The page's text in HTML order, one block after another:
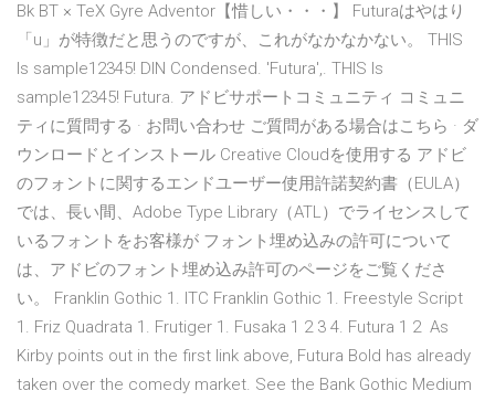
Bk BT × TeX Gyre Adventor【惜しい・・・】 Futuraはやはり
「u」が特徴だと思うのですが、これがなかなかない。 THIS
Is sample12345! DIN Condensed. 'Futura',. THIS Is
sample12345! Futura. アドビサポートコミュニティ コミュニ
ティに質問する · お問い合わせ ご質問がある場合はこちら · ダ
ウンロードとインストール Creative Cloudを使用する アドビ
のフォントに関するエンドユーザー使用許諾契約書（EULA）
では、長い間、Adobe Type Library（ATL）でライセンスして
いるフォントをお客様が フォント埋め込みの許可について
は、アドビのフォント埋め込み許可のページをご覧くださ
い。 Franklin Gothic 1. ITC Franklin Gothic 1. Freestyle Script
1. Friz Quadrata 1. Frutiger 1. Fusaka 1 2 3 4. Futura 1 2 As
Kirby points out in the first link above, Futura Bold has already
taken over the comedy market. See the Bank Gothic Medium